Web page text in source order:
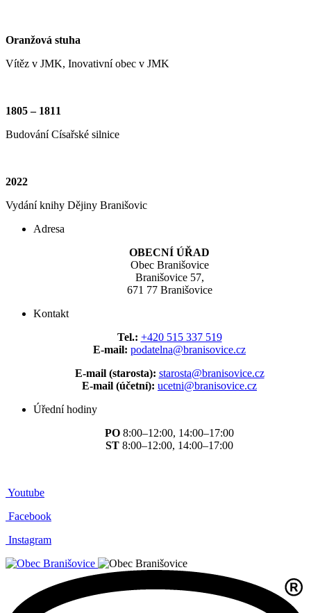
Oranžová stuha
Vítěz v JMK, Inovativní obec v JMK
1805 – 1811
Budování Císařské silnice
2022
Vydání knihy Dějiny Branišovic
Adresa
OBECNÍ ÚŘAD
Obec Branišovice
Branišovice 57,
671 77 Branišovice
Kontakt
Tel.: +420 515 337 519
E-mail: podatelna@branisovice.cz
E-mail (starosta): starosta@branisovice.cz
E-mail (účetní): ucetni@branisovice.cz
Úřední hodiny
PO 8:00–12:00, 14:00–17:00
ST 8:00–12:00, 14:00–17:00
Youtube
Facebook
Instagram